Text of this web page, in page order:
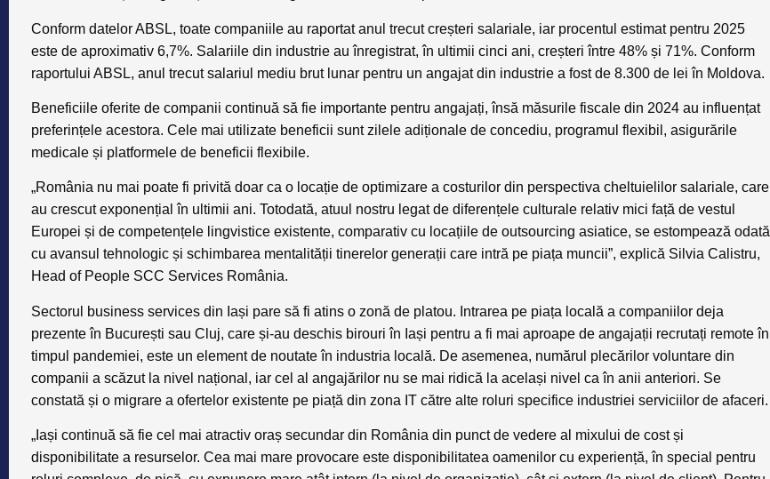
Conform datelor ABSL, toate companiile au raportat anul trecut creșteri salariale, iar procentul estimat pentru 2025
este de aproximativ 6,7%. Salariile din industrie au înregistrat, în ultimii cinci ani, creșteri între 48% și 71%. Conform
raportului ABSL, anul trecut salariul mediu brut lunar pentru un angajat din industrie a fost de 8.300 de lei în Moldova.
Beneficiile oferite de companii continuă să fie importante pentru angajați, însă măsurile fiscale din 2024 au influențat
preferințele acestora. Cele mai utilizate beneficii sunt zilele adiționale de concediu, programul flexibil, asigurările
medicale și platformele de beneficii flexibile.
„România nu mai poate fi privită doar ca o locație de optimizare a costurilor din perspectiva cheltuielilor salariale, care
au crescut exponențial în ultimii ani. Totodată, atuul nostru legat de diferențele culturale relativ mici față de vestul
Europei și de competențele lingvistice existente, comparativ cu locațiile de outsourcing asiatice, se estompează odată
cu avansul tehnologic și schimbarea mentalității tinerelor generații care intră pe piața muncii”, explică Silvia Calistru,
Head of People SCC Services România.
Sectorul business services din Iași pare să fi atins o zonă de platou. Intrarea pe piața locală a companiilor deja
prezente în București sau Cluj, care și-au deschis birouri în Iași pentru a fi mai aproape de angajații recrutați remote în
timpul pandemiei, este un element de noutate în industria locală. De asemenea, numărul plecărilor voluntare din
companii a scăzut la nivel național, iar cel al angajărilor nu se mai ridică la același nivel ca în anii anteriori. Se
constată și o migrare a ofertelor existente pe piață din zona IT către alte roluri specifice industriei serviciilor de afaceri.
„Iași continuă să fie cel mai atractiv oraș secundar din România din punct de vedere al mixului de cost și
disponibilitate a resurselor. Cea mai mare provocare este disponibilitatea oamenilor cu experiență, în special pentru